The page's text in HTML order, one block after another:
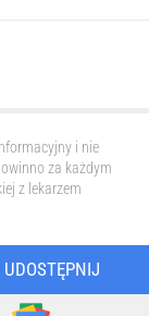
i nie
za każdym
z lekarzem
UDOSTĘPNIJ